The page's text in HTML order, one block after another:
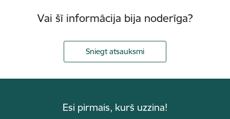
Vai šī informācija bija noderīga?
Sniegt atsauksmi
Esi pirmais, kurš uzzina!